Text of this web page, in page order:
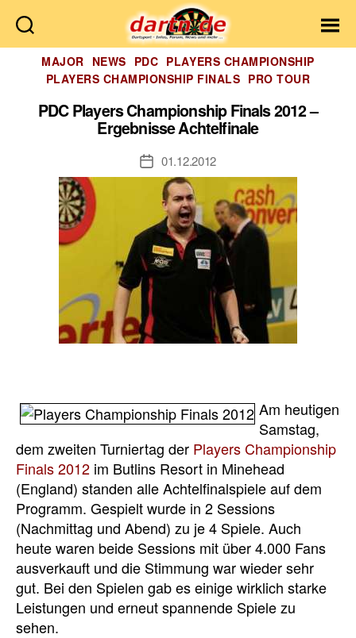
Dartn.de
Kategorien
MAJOR NEWS PDC PLAYERS CHAMPIONSHIP
PLAYERS CHAMPIONSHIP FINALS PRO TOUR
PDC Players Championship Finals 2012 –
Ergebnisse Achtelfinale
Veröffentlichungsdatum
01.12.2012
Am heutigen
Samstag,
dem zweiten Turniertag der Players Championship
Finals 2012 im Butlins Resort in Minehead
(England) standen alle Achtelfinalspiele auf dem
Programm. Gespielt wurde in 2 Sessions
(Nachmittag und Abend) zu je 4 Spiele. Auch
heute waren beide Sessions mit über 4.000 Fans
ausverkauft und die Stimmung war wieder sehr
gut. Bei den Spielen gab es einige wirklich starke
Leistungen und erneut spannende Spiele zu
sehen.